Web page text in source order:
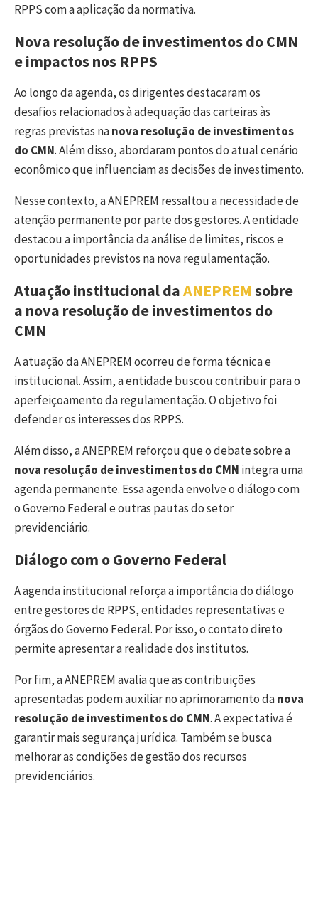
RPPS com a aplicação da normativa.
Nova resolução de investimentos do CMN
e impactos nos RPPS
Ao longo da agenda, os dirigentes destacaram os
desafios relacionados à adequação das carteiras às
regras previstas nanova resolução de investimentos
do CMN. Além disso, abordaram pontos do atual cenário
econômico que influenciam as decisões de investimento.
Nesse contexto, a ANEPREM ressaltou a necessidade de
atenção permanente por parte dos gestores. A entidade
destacou a importância da análise de limites, riscos e
oportunidades previstos na nova regulamentação.
Atuação institucional daANEPREMsobre
a nova resolução de investimentos do
CMN
A atuação da ANEPREM ocorreu de forma técnica e
institucional. Assim, a entidade buscou contribuir para o
aperfeiçoamento da regulamentação. O objetivo foi
defender os interesses dos RPPS.
Além disso, a ANEPREM reforçou que o debate sobre a
nova resolução de investimentos do CMN integra uma
agenda permanente. Essa agenda envolve o diálogo com
o Governo Federal e outras pautas do setor
previdenciário.
Diálogo com o Governo Federal
A agenda institucional reforça a importância do diálogo
entre gestores de RPPS, entidades representativas e
órgãos do Governo Federal. Por isso, o contato direto
permite apresentar a realidade dos institutos.
Por fim, a ANEPREM avalia que as contribuições
apresentadas podem auxiliar no aprimoramento danova
resolução de investimentos do CMN. A expectativa é
garantir mais segurança jurídica. Também se busca
melhorar as condições de gestão dos recursos
previdenciários.